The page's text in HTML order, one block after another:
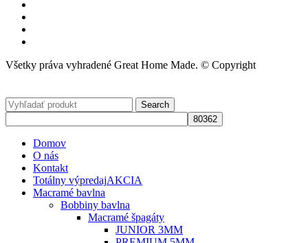
Všetky práva vyhradené Great Home Made. © Copyright
Search
Domov
O nás
Kontakt
Totálny výpredajAKCIA
Macramé bavlna
Bobbiny bavlna
Macramé špagáty
JUNIOR 3MM